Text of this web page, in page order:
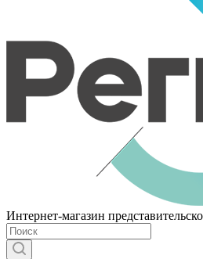
Интернет-магазин